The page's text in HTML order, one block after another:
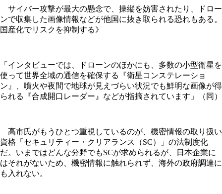
サイバー攻撃が最大の懸念で、操縦を妨害されたり、ドロー
ンで収集した画像情報などが他国に抜き取られる恐れもある。
国産化でリスクを抑制する》
「インタビューでは、ドローンのほかにも、多数の小型衛星を
使って世界全域の通信を確保する『衛星コンステレーショ
ン』、噴火や夜間で地球が見えづらい状況でも鮮明な画像が得
られる『合成開口レーダー』などが指摘されています」（同）
高市氏がもうひとつ重視しているのが、機密情報の取り扱い
資格「セキュリティー・クリアランス（SC）」の法制度化
だ。いまではどんな分野でもSCが求められるが、日本企業に
はそれがないため、機密情報に触れられず、海外の政府調達に
も入れない。